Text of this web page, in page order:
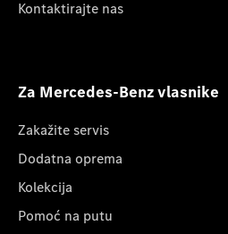
Kontaktirajte nas
Za Mercedes-Benz vlasnike
Zakažite servis
Dodatna oprema
Kolekcija
Pomoć na putu